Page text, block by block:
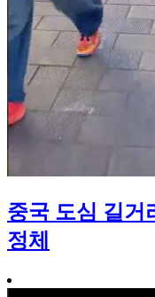
중국 도심 길거
정체